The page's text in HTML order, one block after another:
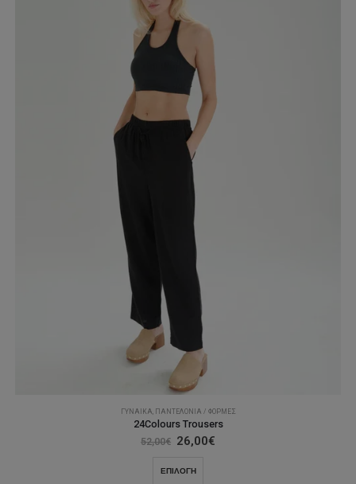
ΓΥΝΑΊΚΑ ΠΑΝΤΕΛΌΝΙΑ / ΦΌΡΜΕΣ
24Colours Trousers
52,00€ Original
52,00€.
26,00€Η
ΕΠΙΛΟΓΉ